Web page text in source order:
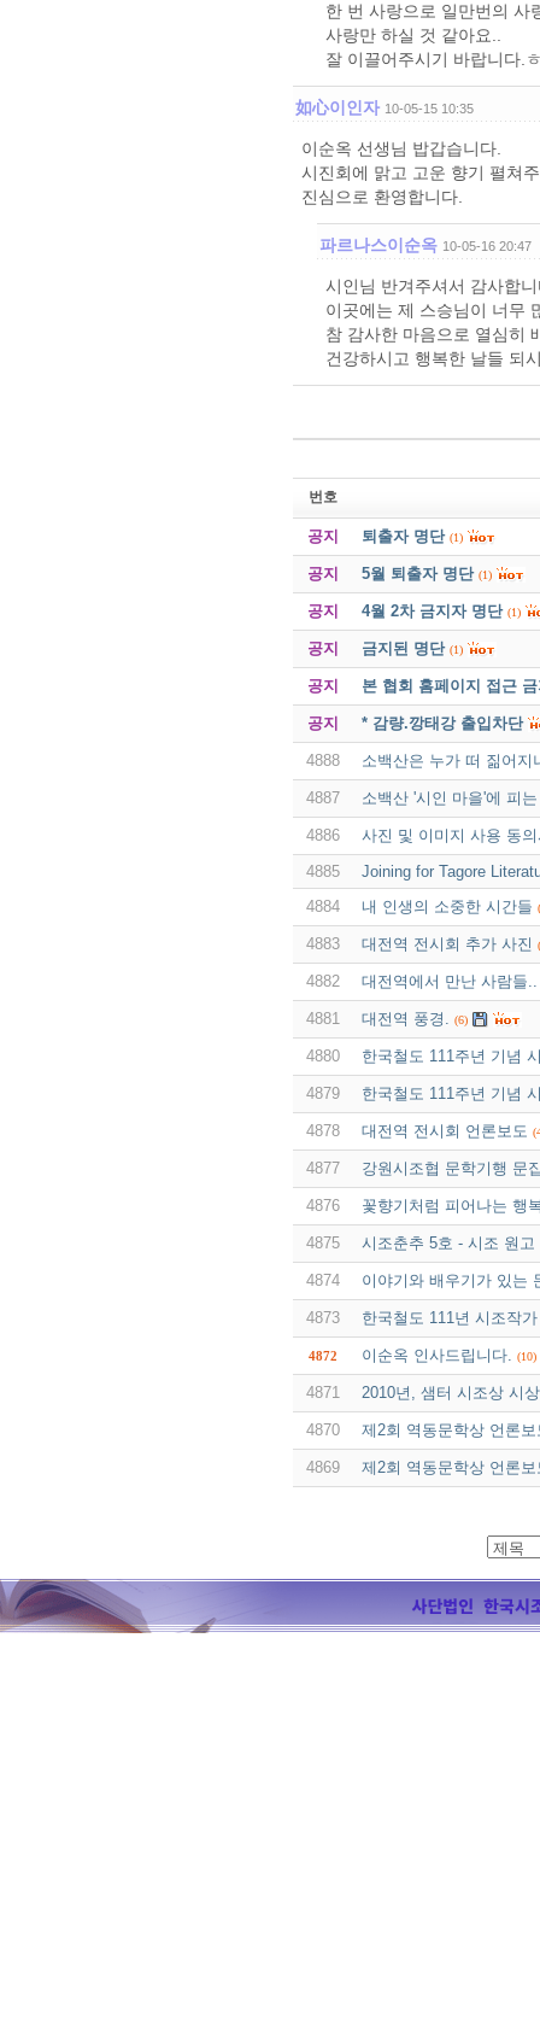
한 번 사랑으로 일만번의 사
사랑만 하실 것 같아요..
잘 이끌어주시기 바랍니다.
如心이인자 10-05-15 10:35
이순옥 선생님 밥갑습니다.
시진회에 맑고 고운 향기 펼쳐
진심으로 환영합니다.
파르나스이순옥 10-05-16 20:47
시인님 반겨주셔서 감사합
이곳에는 제 스승님이 너무
참 감사한 마음으로 열심히
건강하시고 행복한 날들 되
번호
공지 퇴출자 명단 (1)
공지 5월 퇴출자 명단 (1)
공지 4월 2차 금지자 명단 (1)
공지 금지된 명단 (1)
공지 본 협회 홈페이지 접근
공지 * 감량.깡태강 출입차단
4888 소백산은 누가 떠 짊어지
4887 소백산 '시인 마을'에 피
4886
사진 및 이미지 사용 동
4885
Joining for Tagore
4884
내 인생의 소중한 시간들
4883 대전역 전시회 추가 사진
4882 대전역에서 만난 사람들..
4881 대전역 풍경. (6)
4880 한국철도 111주년 기념
4879 한국철도 111주년 기념
4878 대전역 전시회 언론보도
4877 강원시조협 문학기행 문
4876 꽃향기처럼 피어나는 행
4875 시조춘추 5호 - 시조 원고
4874 이야기와 배우기가 있는
4873 한국철도 111년 시조작
4872 이순옥 인사드립니다. (10)
4871 2010년, 샘터 시조상 시
4870 제2회 역동문학상 언론
4869 제2회 역동문학상 언론